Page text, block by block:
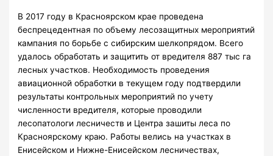
В 2017 году в Красноярском крае проведена
беспрецедентная по объему лесозащитных мероприятий
кампания по борьбе с сибирским шелкопрядом. Всего
удалось обработать и защитить от вредителя 887 тыс га
лесных участков. Необходимость проведения
авиационной обработки в текущем году подтвердили
результаты контрольных мероприятий по учету
численности вредителя, которые проводили
лесопатологи лесничеств и Центра зашиты леса по
Красноярскому краю. Работы велись на участках в
Енисейском и Нижне-Енисейском лесничествах,